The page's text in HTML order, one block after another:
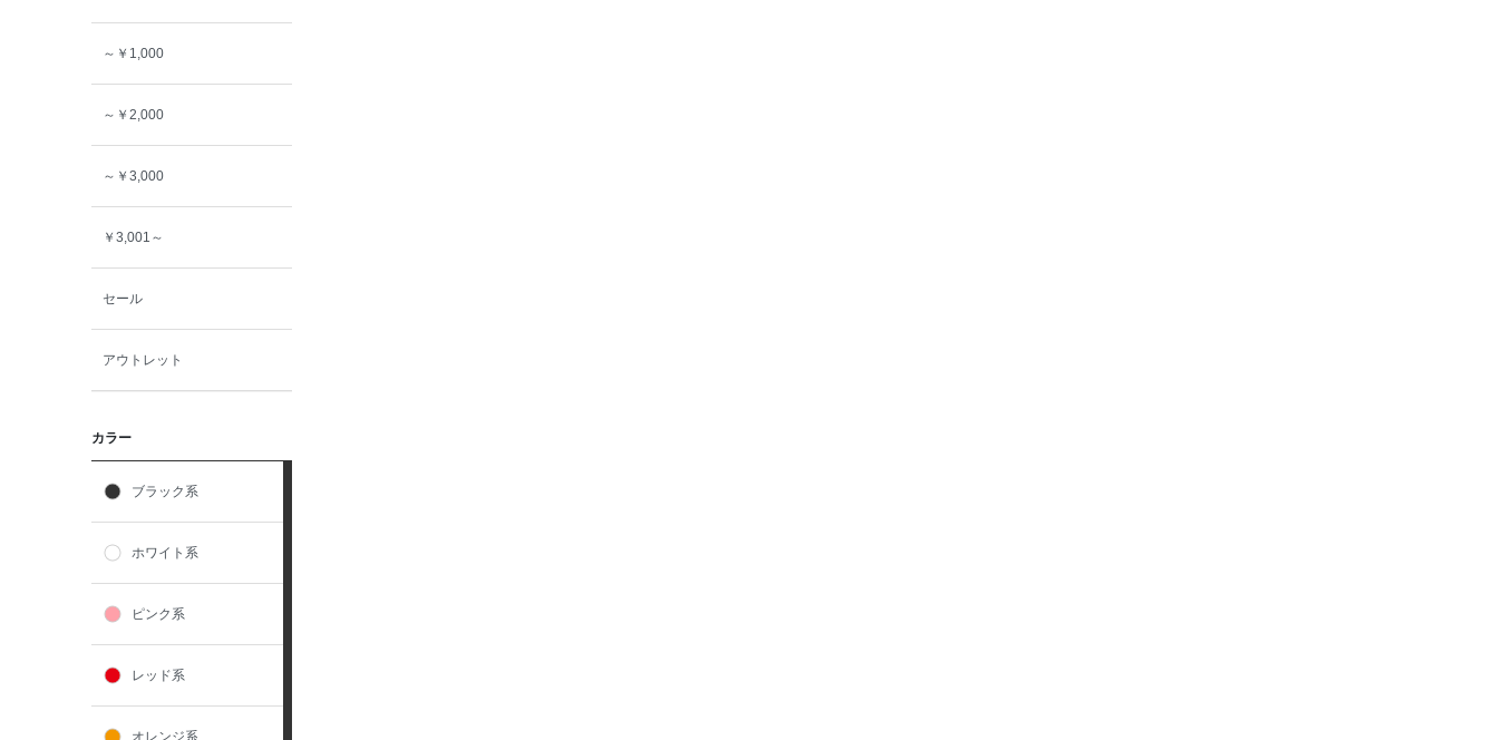
～￥1,000
～￥2,000
～￥3,000
￥3,001～
セール
アウトレット
カラー
ブラック系
ホワイト系
ピンク系
レッド系
オレンジ系